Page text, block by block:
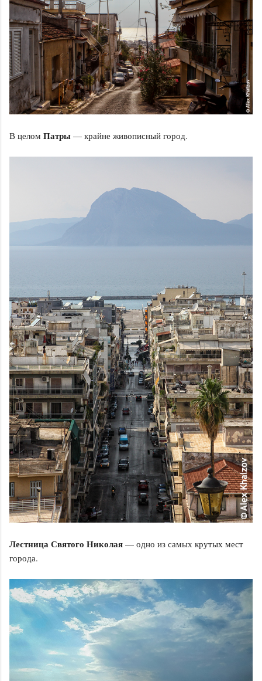
В целом Патры — крайне живописный город.
Лестница Святого Николая — одно из самых крутых мест
города.